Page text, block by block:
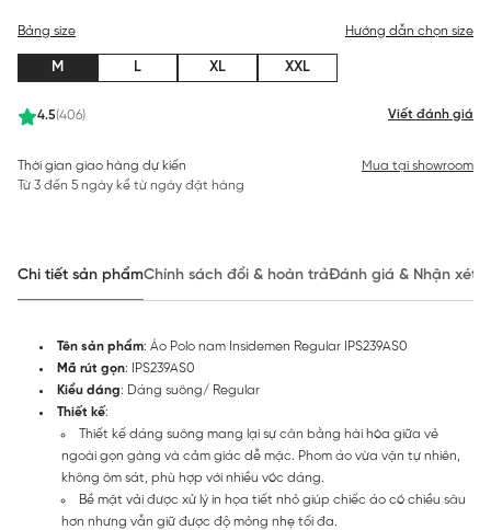
4.5(406) Viết đánh giá
Bảng size Hướng dẫn chọn size
M L XL XXL
Thời gian giao hàng dự kiến
Từ 3 đến 5 ngày kể từ ngày đặt hàng
Mua tại showroom
Chi tiết sản phẩmChính sách đổi & hoàn trảĐánh giá & Nhận xét
Tên sản phẩm: Áo Polo nam Insidemen Regular IPS239AS0
Mã rút gọn: IPS239AS0
Kiểu dáng: Dáng suông/ Regular
Thiết kế:
Thiết kế dáng suông mang lại sự cân bằng hài hòa giữa vẻ
ngoài gọn gàng và cảm giác dễ mặc. Phom áo vừa vặn tự nhiên,
không ôm sát, phù hợp với nhiều vóc dáng.
Bề mặt vải được xử lý in họa tiết nhỏ giúp chiếc áo có chiều sâu
hơn nhưng vẫn giữ được độ mỏng nhẹ tối đa.